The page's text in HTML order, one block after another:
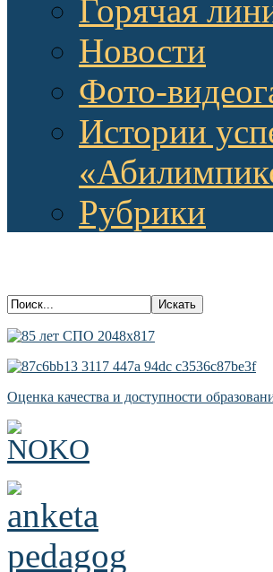
Горячая
Новости
Фото-
Истории
Рубрики
Оценка качества и доступности